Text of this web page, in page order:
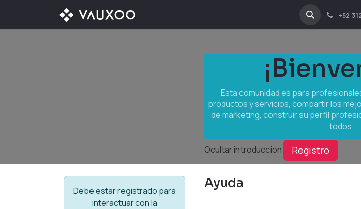
INDUSTRIAS +52
Esta comunidad es para
productos y servicios, compartir los
de marketing, construir su perfil
todos.
Ocultar introducción Registro
Debe estar registrado para
interactuar con la
Ayuda